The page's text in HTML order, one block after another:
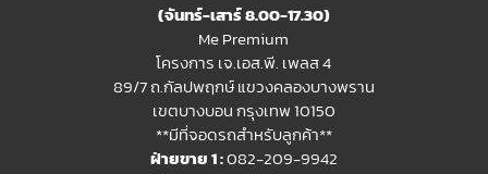
(จันทร์-เสาร์ 8.00-17.30)
Me Premium
โครงการ เจ.เอส.พี. เพลส 4
89/7 ถ.กัลปพฤกษ์ แขวงคลองบางพราน
เขตบางบอน กรุงเทพ 10150
**มีที่จอดรถสำหรับลูกค้า**
ฝ่ายขาย 1 :082-209-9942